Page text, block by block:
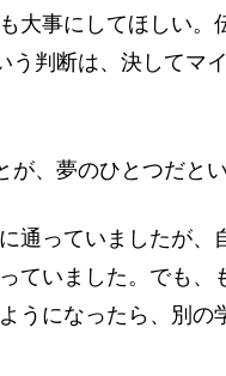
大事にしてほしい。
う判断は、決してマ
、夢のひとつだとい
通っていましたが、
ていました。でも、
うになったら、別の